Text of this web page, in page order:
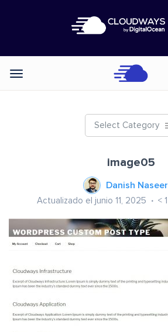
Categories
Select Category
image05
Danish Naseer
Actualizado el junio 11, 2025 < 1